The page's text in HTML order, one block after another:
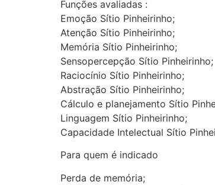
Funções avaliadas :
Emoção Sítio Pinheirinho;
Atenção Sítio Pinheirinho;
Memória Sítio Pinheirinho;
Sensopercepção Sítio Pinheirinho;
Raciocínio Sítio Pinheirinho;
Abstração Sítio Pinheirinho;
Cálculo e planejamento Sítio
Linguagem Sítio Pinheirinho;
Capacidade Intelectual Sítio
Para quem é indicado
Perda de memória;